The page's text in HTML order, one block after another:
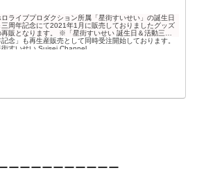
ロライブプロダクション所属「星街すいせい」の誕生日
三周年記念にて2021年1月に販売しておりましたグッズ
再販となります。 ※「星街すいせい 誕生日＆活動三周
記念」も再生産販売として同時受注開始しております。
街すいせい Suisei Channel
ーーーーーーーーーー